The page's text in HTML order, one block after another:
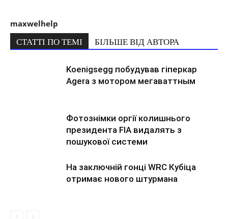
maxwelhelp
СТАТТІ ПО ТЕМІ БІЛЬШЕ ВІД АВТОРА
Koenigsegg побудував гіперкар
Agera з мотором мегаваттным
Фотознімки оргії колишнього
президента FIA видалять з
пошукової системи
На заключній гонці WRC Кубіца
отримає нового штурмана